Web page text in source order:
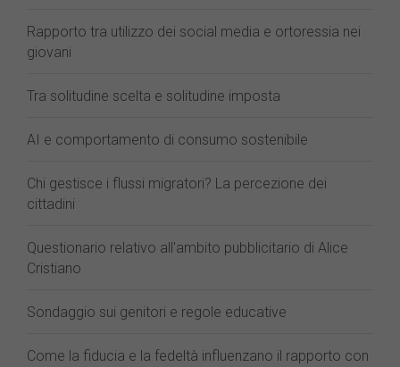
Rapporto tra utilizzo dei social media e ortoressia nei
giovani
Tra solitudine scelta e solitudine imposta
AI e comportamento di consumo sostenibile
Chi gestisce i flussi migratori? La percezione dei
cittadini
Questionario relativo all'ambito pubblicitario di Alice
Cristiano
Sondaggio sui genitori e regole educative
Come la fiducia e la fedeltà influenzano il rapporto con